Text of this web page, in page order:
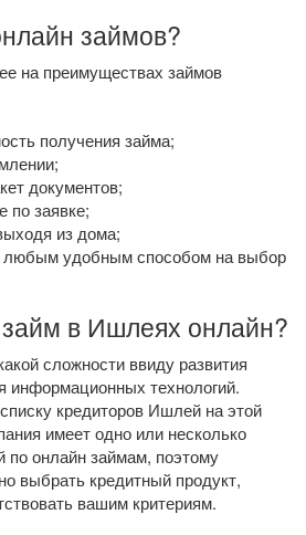
займов?
на преимуществах займов
получения займа;
документов;
по заявке;
из дома;
любым удобным способом на выбор
в Ишлеях онлайн?
сложности ввиду развития
информационных технологий.
кредиторов Ишлей на этой
имеет одно или несколько
по онлайн займам, поэтому
выбрать кредитный продукт,
вашим критериям.